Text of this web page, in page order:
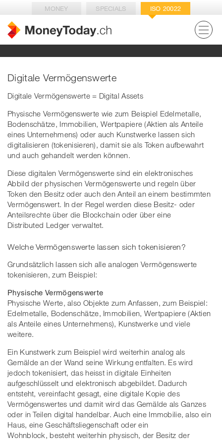
MONEY SPECIALS ISO 20022
Digitale Vermögenswerte
Digitale Vermögenswerte = Digital Assets
Physische Vermögenswerte wie zum Beispiel Edelmetalle,
Bodenschätze, Immobilien, Wertpapiere (Aktien als Anteile
eines Unternehmens) oder auch Kunstwerke lassen sich
digitalisieren (tokenisieren), damit sie als Token aufbewahrt
und auch gehandelt werden können.
Diese digitalen Vermögenswerte sind ein elektronisches
Abbild der physischen Vermögenswerte und regeln über
Token den Besitz oder auch den Anteil an einem bestimmten
Vermögenswert. In der Regel werden diese Besitz- oder
Anteilsrechte über die Blockchain oder über eine
Distributed Ledger verwaltet.
Welche Vermögenswerte lassen sich tokenisieren?
Grundsätzlich lassen sich alle analogen Vermögenswerte
tokenisieren, zum Beispiel:
Physische Vermögenswerte
Physische Werte, also Objekte zum Anfassen, zum Beispiel:
Edelmetalle, Bodenschätze, Immobilien, Wertpapiere (Aktien
als Anteile eines Unternehmens), Kunstwerke und viele
weitere.
Ein Kunstwerk zum Beispiel wird weiterhin analog als
Gemälde an der Wand seine Wirkung entfalten. Es wird
jedoch tokenisiert, das heisst in digitale Einheiten
aufgeschlüsselt und elektronisch abgebildet. Dadurch
entsteht, vereinfacht gesagt, eine digitale Kopie des
Vermögenswertes und damit wird das Gemälde als Ganzes
oder in Teilen digital handelbar. Auch eine Immobilie, also ein
Haus, eine Geschäftsliegenschaft oder ein
Wohnblock, besteht weiterhin physisch, der Besitz der